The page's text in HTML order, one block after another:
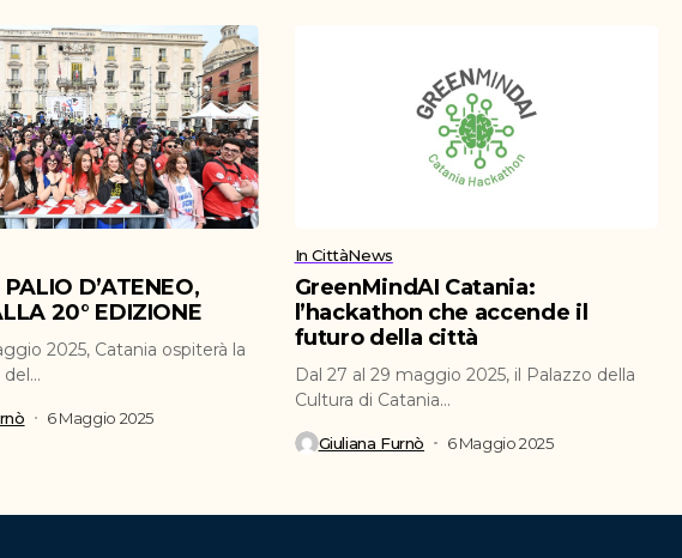
D’ATENEO,
20° EDIZIONE
2025, Catania ospiterà la
6 Maggio 2025
In CittàNews
GreenMindAI Catania:
l’hackathon che accende il
futuro della città
Dal 27 al 29 maggio 2025, il Palazzo della
Cultura di Catania...
Giuliana Furnò 6 Maggio 2025